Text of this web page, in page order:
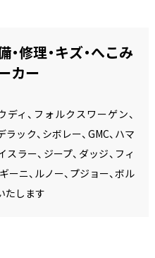
修理・キズ・へこみ
カー
ディ、フォルクスワーゲン、
ック、シボレー、GMC、ハマ
スラー、ジープ、ダッジ、フィ
ーニ、ルノー、プジョー、ボル
たします